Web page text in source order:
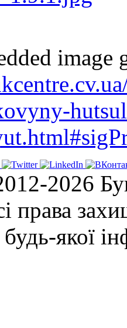
image
2026
права
якої